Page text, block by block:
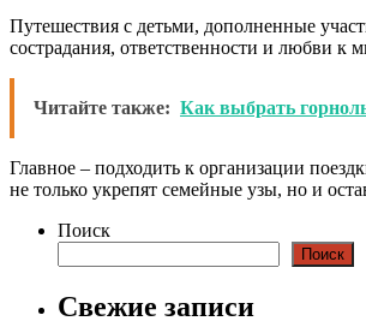
Путешествия с детьми, дополненные
сострадания, ответственности и любви
Читайте также: Как выбрать
Главное – подходить к организации
не только укрепят семейные узы, но и
Поиск
Поиск
Свежие записи